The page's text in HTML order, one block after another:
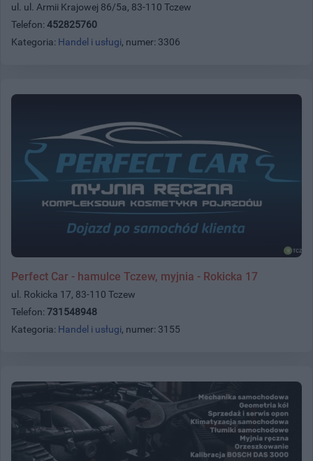
ul. ul. Armii Krajowej 86/5a, 83-110 Tczew
Telefon: 452825760
Kategoria: Handel i usługi, numer: 3306
Perfect Car - hamulce Tczew, myjnia - Rokicka 17
ul. Rokicka 17, 83-110 Tczew
Telefon: 731548948
Kategoria: Handel i usługi, numer: 3155